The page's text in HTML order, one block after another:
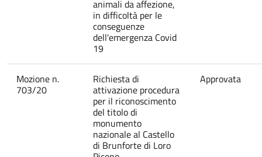
animali da affezione,
in difficoltà per le
conseguenze
dell'emergenza Covid
19
Mozione n.
703/20
Richiesta di
attivazione procedura
per il riconoscimento
del titolo di
monumento
nazionale al Castello
di Brunforte di Loro
Approvata